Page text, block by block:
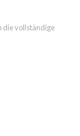
die vollständige